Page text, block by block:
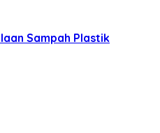
Sampah Plastik